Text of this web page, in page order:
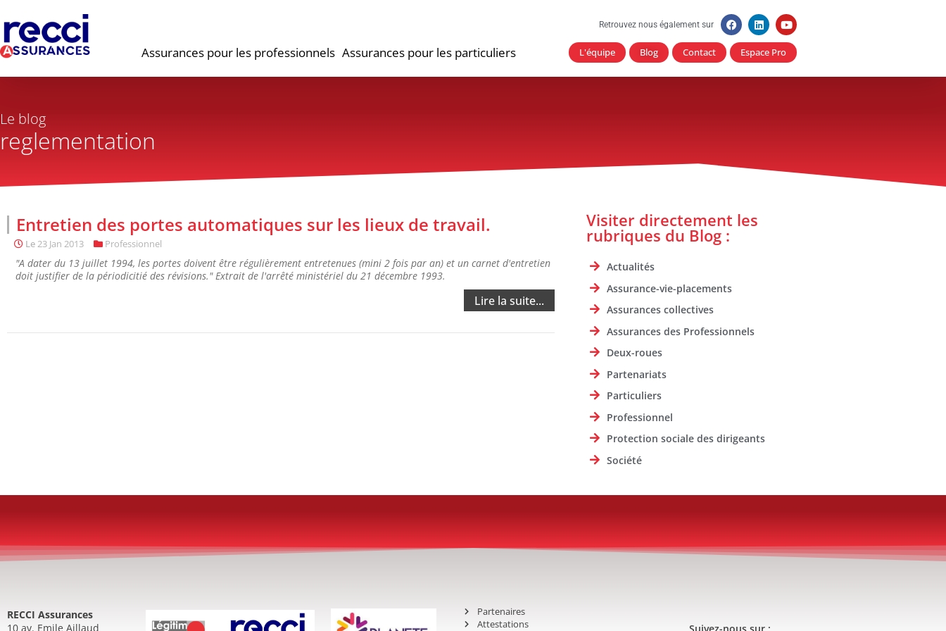
Assurances pour les professionnels Assurances pour les particuliers
Retrouvez nous également sur
L'équipe Blog Contact Espace Pro
Le blog
reglementation
Entretien des portes automatiques sur les lieux de travail.
Le23 Jan 2013 Professionnel
"A dater du 13 juillet 1994, les portes doivent être régulièrement entretenues (mini 2 fois par an) et un carnet d'entretien
doit justifier de la périodicitié des révisions." Extrait de l'arrêté ministériel du 21 décembre 1993.
Lire la suite...
Visiter directement les
rubriques du Blog :
Actualités
Assurance-vie-placements
Assurances collectives
Assurances des Professionnels
Deux-roues
Partenariats
Particuliers
Professionnel
Protection sociale des dirigeants
Société
RECCI Assurances
10 av. Emile Aillaud
Partenaires
Attestations
Suivez-nous sur :